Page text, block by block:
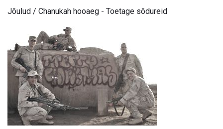
Jõulud / Chanukah hooaeg - Toetage sõdureid